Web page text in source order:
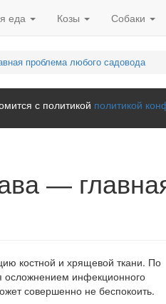
еда Козы Собаки
проблема любого садовода
с политикой политикой
—
костной и хрящевой ткани. По
осложнением инфекционного
совершенно не беспокоить.